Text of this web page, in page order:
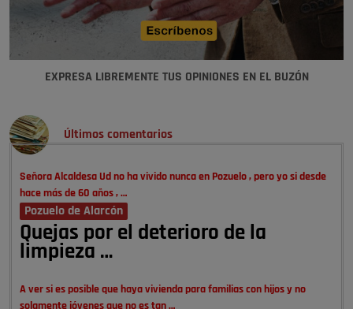
EXPRESA LIBREMENTE TUS OPINIONES EN EL BUZÓN
Últimos comentarios
Señora Alcaldesa Ud no ha vivido nunca en Pozuelo , pero yo si desde
hace más de 60 años , …
Pozuelo de Alarcón
Quejas por el deterioro de la
limpieza …
A ver si es posible que haya vivienda para familias con hijos y no
solamente jóvenes que no es tan …